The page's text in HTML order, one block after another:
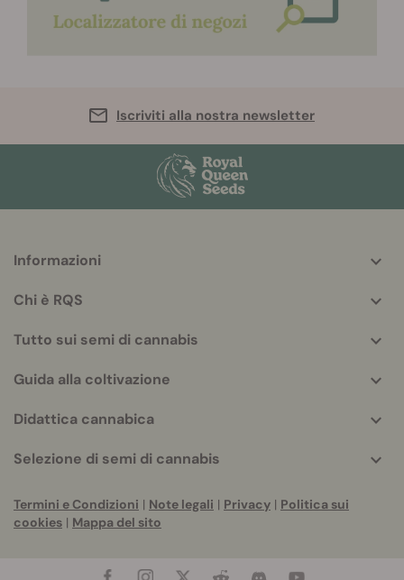
Iscriviti alla nostra newsletter
More
info
Informazioni
Chi è RQS
Tutto sui semi di cannabis
Guida alla coltivazione
Didattica cannabica
Selezione di semi di cannabis
Termini e Condizioni | Note legali | Privacy | Politica sui
cookies | Mappa del sito